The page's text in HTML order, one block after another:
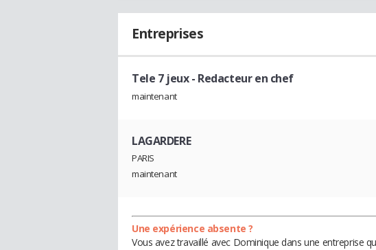
Entreprises
Tele 7 jeux- Redacteur en chef
maintenant
LAGARDERE
PARIS
maintenant
Une expérience absente ?
Vous avez travaillé avec Dominique dans une entreprise